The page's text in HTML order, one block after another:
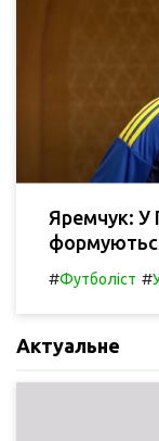
Яремчук: У
#Футболіст #
Актуальне